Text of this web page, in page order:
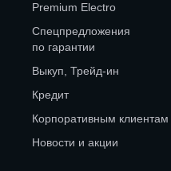
Premium Electro
Спецпредложения
по гарантии
Выкуп, Трейд-ин
Кредит
Корпоративным клиентам
Новости и акции